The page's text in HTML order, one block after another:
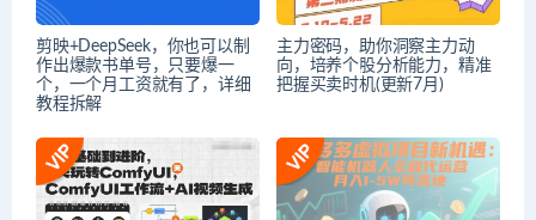
剪映+DeepSeek，你也可以制
作出爆款书单号，只要爆一
个，一个月工资就有了，详细
教程拆解
主力密码，助你洞察主力动
向，培养个股分析能力，精准
把握买卖时机(更新7月)